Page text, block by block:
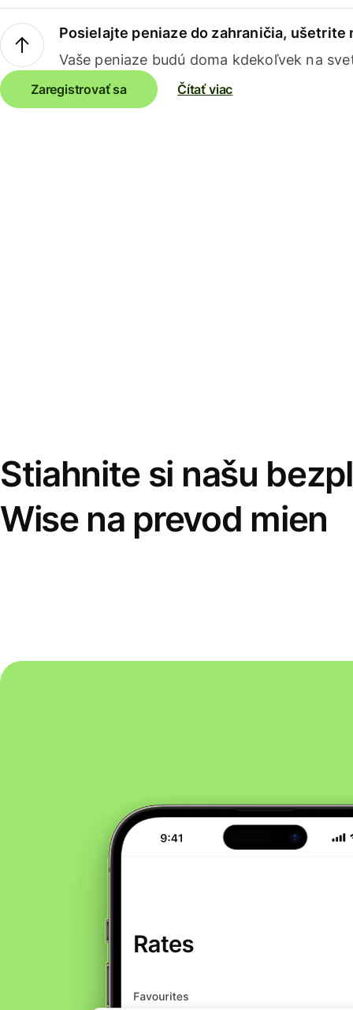
Posielajte peniaze do zahraničia, ušetrite
Vaše peniaze budú doma kdekoľvek na
Zaregistrovať sa Čítať viac
Stiahnite si našu
Wise na prevod mien